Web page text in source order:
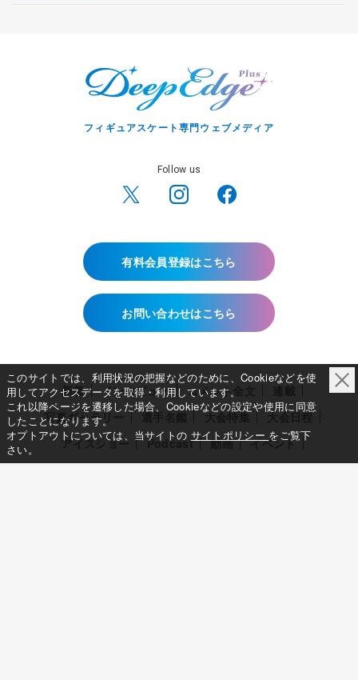
フィギュアスケート専門ウェブメディア
Follow us
有料会員登録はこちら
お問い合わせはこちら
新着 インタビュー コメント全文
写真ギャラリー
選手名鑑 大会特集
大会日程
アイスショー
Podcast 動画
イベント
このサイトでは、利用状況の把握などのために、Cookieなどを使
用してアクセスデータを取得・利用しています。
これ以降ページを遷移した場合、Cookieなどの設定や使用に同意
したことになります。
オプトアウトについては、当サイトの サイトポリシー をご覧下
さい。